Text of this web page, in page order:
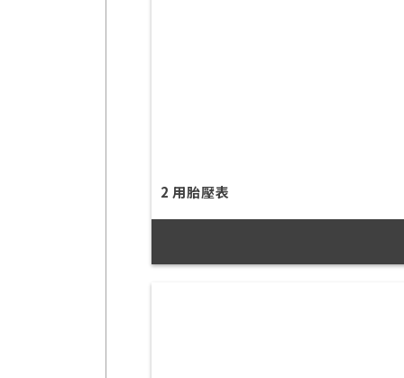
2 用胎壓表